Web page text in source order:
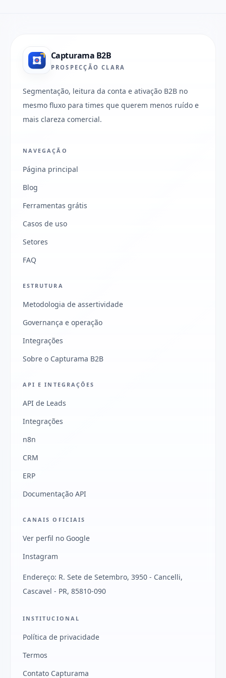
Capturama B2B
PROSPECÇÃO CLARA
Segmentação, leitura da conta e ativação B2B no
mesmo fluxo para times que querem menos ruído e
mais clareza comercial.
NAVEGAÇÃO
Página principal
Blog
Ferramentas grátis
Casos de uso
Setores
FAQ
ESTRUTURA
Metodologia de assertividade
Governança e operação
Integrações
Sobre o Capturama B2B
API E INTEGRAÇÕES
API de Leads
Integrações
n8n
CRM
ERP
Documentação API
CANAIS OFICIAIS
Ver perfil no Google
Instagram
Endereço: R. Sete de Setembro, 3950 - Cancelli,
Cascavel - PR, 85810-090
INSTITUCIONAL
Política de privacidade
Termos
Contato Capturama